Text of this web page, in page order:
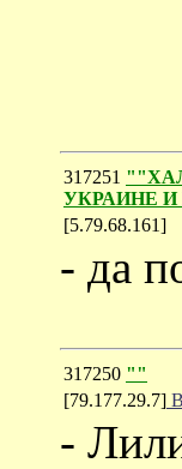
317251
УКРАИНЕ И
[5.79.68.161]
- да
317250 ""
[79.177.29.7]
-